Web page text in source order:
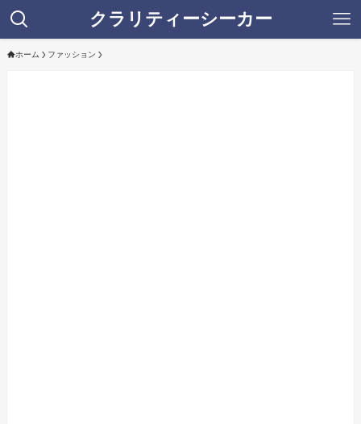
クラリティーシーカー
ホーム ファッション